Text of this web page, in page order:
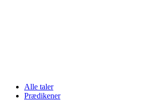
Alle taler
Prædikener